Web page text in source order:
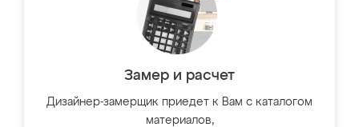
Замер и расчет
Дизайнер-замерщик приедет к Вам с каталогом
материалов,